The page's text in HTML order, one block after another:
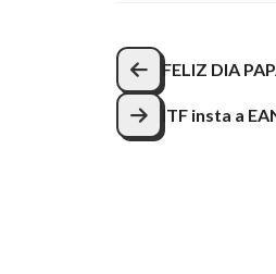
de
entradas
FELIZ DIA
ITF insta a